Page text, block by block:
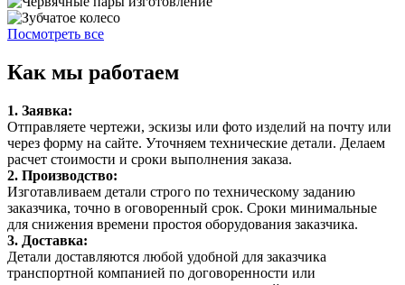
Посмотреть все
Как мы работаем
1. Заявка:
Отправляете чертежи, эскизы или фото изделий на почту или
через форму на сайте. Уточняем технические детали. Делаем
расчет стоимости и сроки выполнения заказа.
2. Производство:
Изготавливаем детали строго по техническому заданию
заказчика, точно в оговоренный срок. Сроки минимальные
для снижения времени простоя оборудования заказчика.
3. Доставка:
Детали доставляются любой удобной для заказчика
транспортной компанией по договоренности или